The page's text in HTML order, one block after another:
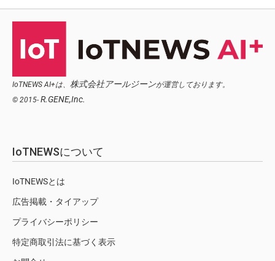
IoTNEWS AI+は、 株式会社アールジーンが運営しております。
© 2015- R.GENE,Inc.
IoTNEWSについて
IoTNEWSとは
広告掲載・タイアップ
プライバシーポリシー
特定商取引法に基づく表示